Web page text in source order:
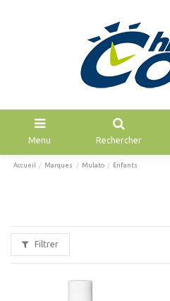
Menu Rechercher
Accueil Marques Mulato Enfants
Filtrer